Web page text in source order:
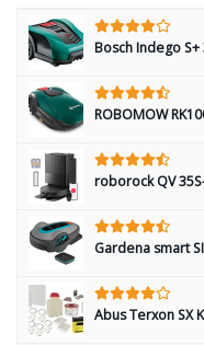
Bosch Indego S+
ROBOMOW
roborock QV
Gardena smart
Abus Terxon SX